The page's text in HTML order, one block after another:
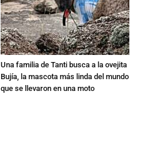
Una familia de Tanti busca a la ovejita
Bujía, la mascota más linda del mundo
que se llevaron en una moto